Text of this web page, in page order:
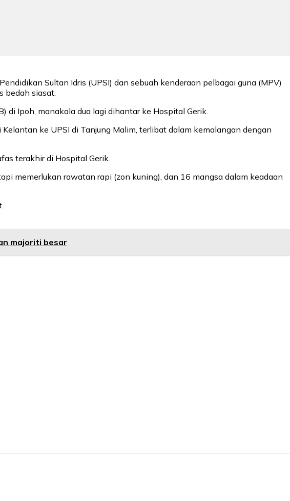
Sultan Idris (UPSI) dan sebuah kenderaan pelbagai guna (MPV)
bedah siasat.
di Ipoh, manakala dua lagi dihantar ke Hospital Gerik.
ke UPSI di Tanjung Malim, terlibat dalam kemalangan dengan
terakhir di Hospital Gerik.
memerlukan rawatan rapi (zon kuning), dan 16 mangsa dalam keadaan
majoriti besar